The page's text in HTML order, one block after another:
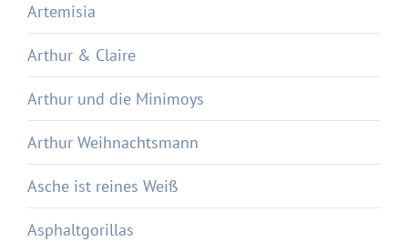
Artemisia
Arthur & Claire
Arthur und die Minimoys
Arthur Weihnachtsmann
Asche ist reines Weiß
Asphaltgorillas